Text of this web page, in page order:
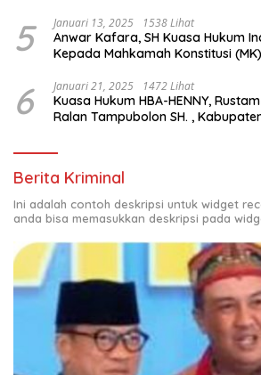
5 Januari 13, 2025 1538 Lihat
Anwar Kafara, SH Kuasa Hukum
Kepada Mahkamah Konstitusi
6 Januari 21, 2025 1472 Lihat
Kuasa Hukum HBA-HENNY,
Ralan Tampubolon SH. ,
Berita Kriminal
Ini adalah contoh deskripsi untuk widget
anda bisa memasukkan deskripsi pada